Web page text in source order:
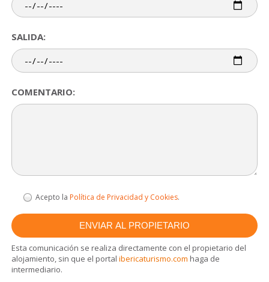
SALIDA:
COMENTARIO:
Acepto la Política de Privacidad y Cookies.
Esta comunicación se realiza directamente con el propietario del
alojamiento, sin que el portalibericaturismo.com haga de
intermediario.